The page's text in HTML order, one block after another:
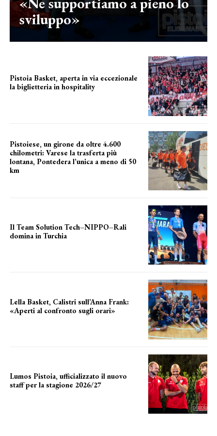
sviluppo»
Pistoia Basket, aperta in via eccezionale
la biglietteria in hospitality
Pistoiese, un girone da oltre 4.600
chilometri: Varese la trasferta più
lontana, Pontedera l’unica a meno di 50
km
Il Team Solution Tech–NIPPO–Rali
domina in Turchia
Lella Basket, Calistri sull’Anna Frank:
«Aperti al confronto sugli orari»
Lumos Pistoia, ufficializzato il nuovo
staff per la stagione 2026/27